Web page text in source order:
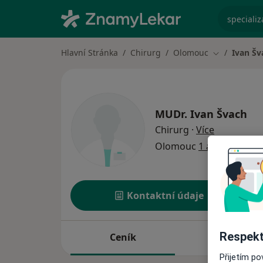
Hlavní Stránka Chirurg Olomouc ZměnaIvan
MUDr. Ivan Švach
Chirurg · Víceo
Olomouc 1 adresa
Kontaktní údaje
Ceník Adresy
Přijetím